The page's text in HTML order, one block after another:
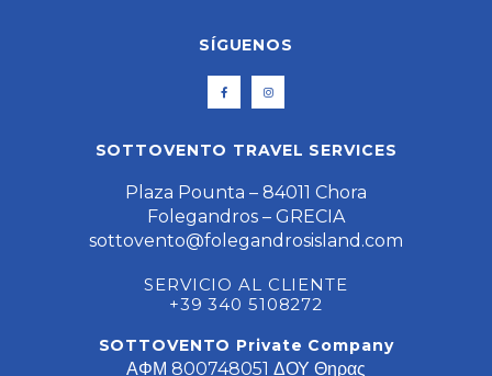
SÍGUENOS
SOTTOVENTO TRAVEL SERVICES
Plaza Pounta – 84011 Chora
Folegandros – GRECIA
sottovento@folegandrosisland.com
SERVICIO AL CLIENTE
+39 340 5108272
SOTTOVENTO Private Company
ΑΦΜ 800748051 ΔΟΥ Θηρας